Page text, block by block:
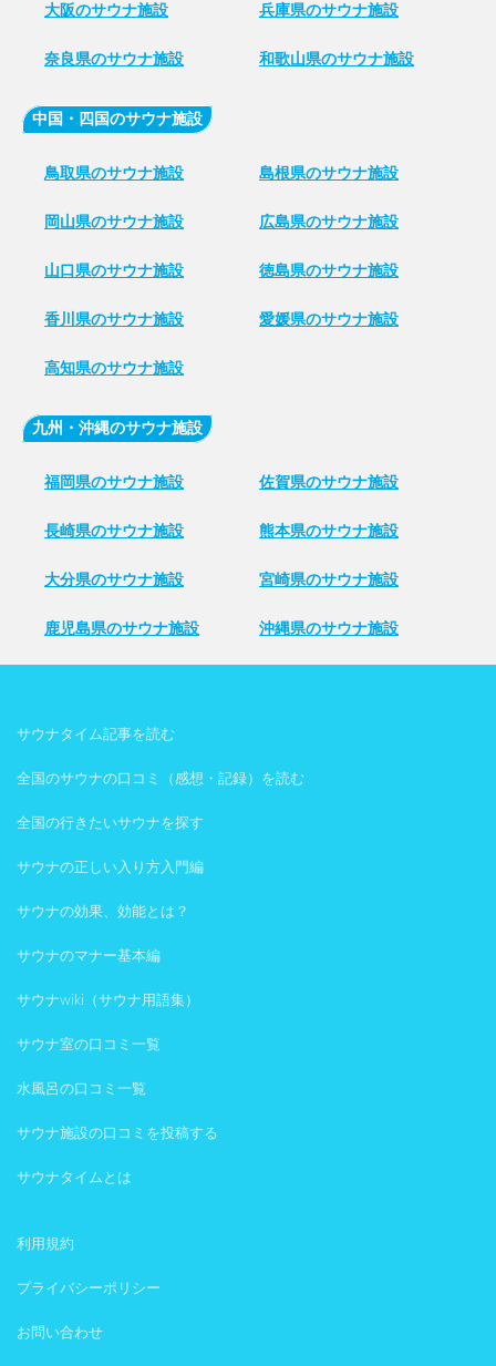
大阪のサウナ施設 兵庫県のサウナ施設
奈良県のサウナ施設 和歌山県のサウナ施設
中国・四国のサウナ施設
鳥取県のサウナ施設 島根県のサウナ施設
岡山県のサウナ施設 広島県のサウナ施設
山口県のサウナ施設 徳島県のサウナ施設
香川県のサウナ施設 愛媛県のサウナ施設
高知県のサウナ施設
九州・沖縄のサウナ施設
福岡県のサウナ施設 佐賀県のサウナ施設
長崎県のサウナ施設 熊本県のサウナ施設
大分県のサウナ施設 宮崎県のサウナ施設
鹿児島県のサウナ施設 沖縄県のサウナ施設
サウナタイム記事を読む
全国のサウナの口コミ（感想・記録）を読む
全国の行きたいサウナを探す
サウナの正しい入り方入門編
サウナの効果、効能とは？
サウナのマナー基本編
サウナwiki（サウナ用語集）
サウナ室の口コミ一覧
水風呂の口コミ一覧
サウナ施設の口コミを投稿する
サウナタイムとは
利用規約
プライバシーポリシー
お問い合わせ